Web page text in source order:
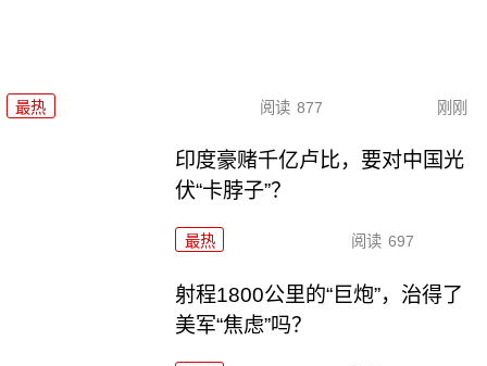
最热 阅读 877 刚刚
印度豪赌千亿卢比，要对中国光
伏“卡脖子”？
最热 阅读 697
射程1800公里的“巨炮”，治得了
美军“焦虑”吗？